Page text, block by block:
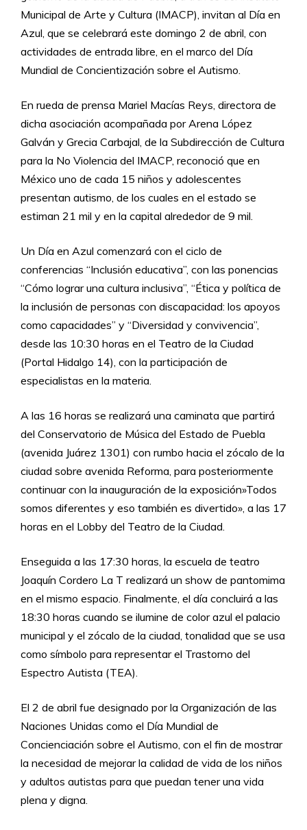
Municipal de Arte y Cultura (IMACP), invitan al Día en
Azul, que se celebrará este domingo 2 de abril, con
actividades de entrada libre, en el marco del Día
Mundial de Concientización sobre el Autismo.
En rueda de prensa Mariel Macías Reys, directora de
dicha asociación acompañada por Arena López
Galván y Grecia Carbajal, de la Subdirección de Cultura
para la No Violencia del IMACP, reconoció que en
México uno de cada 15 niños y adolescentes
presentan autismo, de los cuales en el estado se
estiman 21 mil y en la capital alrededor de 9 mil.
Un Día en Azul comenzará con el ciclo de
conferencias “Inclusión educativa”, con las ponencias
“Cómo lograr una cultura inclusiva”, “Ética y política de
la inclusión de personas con discapacidad: los apoyos
como capacidades” y “Diversidad y convivencia”,
desde las 10:30 horas en el Teatro de la Ciudad
(Portal Hidalgo 14), con la participación de
especialistas en la materia.
A las 16 horas se realizará una caminata que partirá
del Conservatorio de Música del Estado de Puebla
(avenida Juárez 1301) con rumbo hacia el zócalo de la
ciudad sobre avenida Reforma, para posteriormente
continuar con la inauguración de la exposición»Todos
somos diferentes y eso también es divertido», a las 17
horas en el Lobby del Teatro de la Ciudad.
Enseguida a las 17:30 horas, la escuela de teatro
Joaquín Cordero La T realizará un show de pantomima
en el mismo espacio. Finalmente, el día concluirá a las
18:30 horas cuando se ilumine de color azul el palacio
municipal y el zócalo de la ciudad, tonalidad que se usa
como símbolo para representar el Trastorno del
Espectro Autista (TEA).
El 2 de abril fue designado por la Organización de las
Naciones Unidas como el Día Mundial de
Concienciación sobre el Autismo, con el fin de mostrar
la necesidad de mejorar la calidad de vida de los niños
y adultos autistas para que puedan tener una vida
plena y digna.